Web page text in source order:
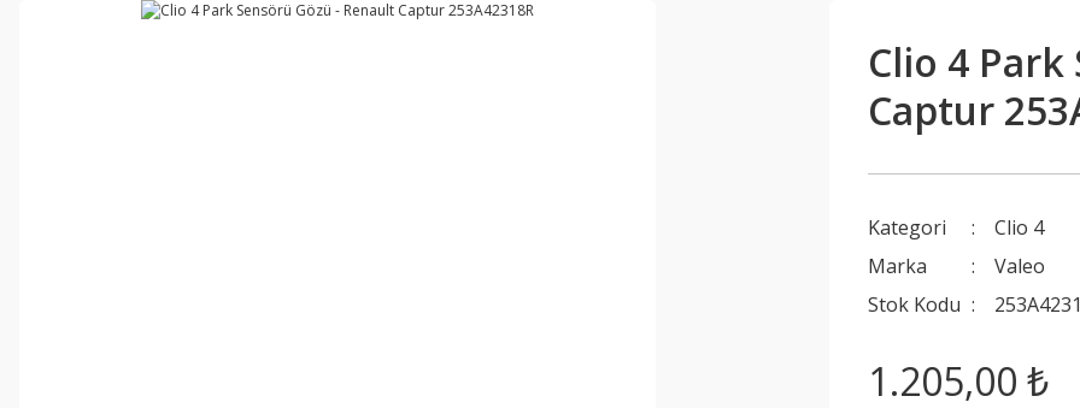
Clio 4 Park
Captur
Kategori
Clio 4
Marka
Valeo
Stok Kodu
1.205,00 ₺